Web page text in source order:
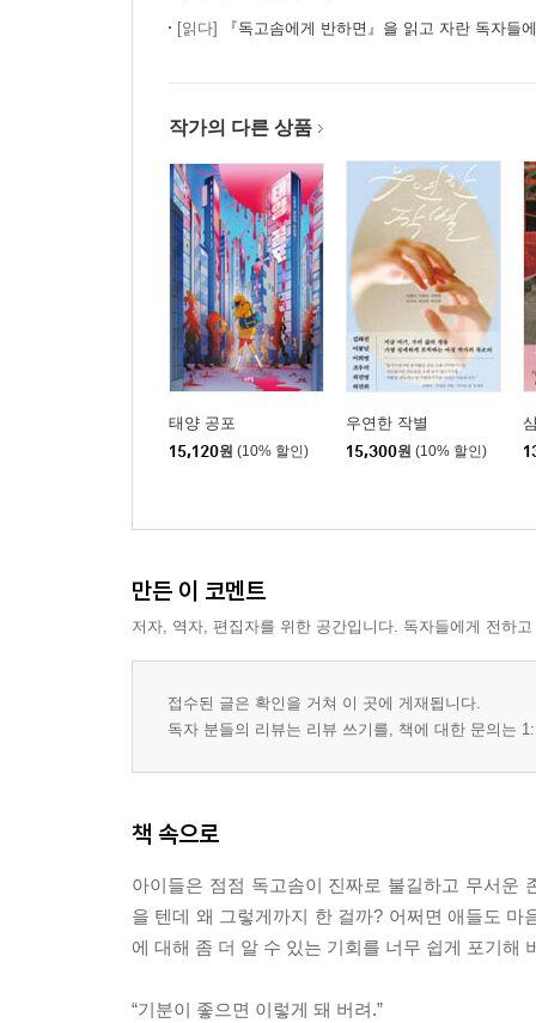
[읽다] 『독고솜에게 반하면』을 읽고 자란 독자들에게 건네는 색다른
작가의 다른 상품
태양 공포
15,120원 (10% 할인)
우연한 작별
15,300원 (10% 할인)
만든 이 코멘트
저자, 역자, 편집자를 위한 공간입니다. 독자들에게 전하
접수된 글은 확인을 거쳐 이 곳에 게재됩니다.
독자 분들의 리뷰는 리뷰 쓰기를, 책에 대한 문의는
책 속으로
아이들은 점점 독고솜이 진짜로 불길하고 무서운
을 텐데 왜 그렇게까지 한 걸까? 어쩌면 애들도
에 대해 좀 더 알 수 있는 기회를 너무 쉽게 포기해
“기분이 좋으면 이렇게 돼 버려.”